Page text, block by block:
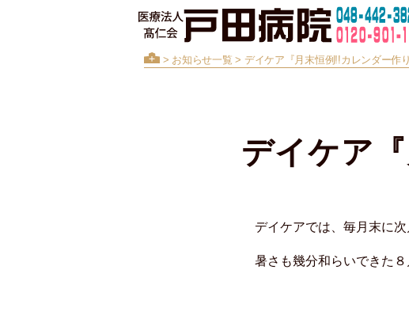
> お知らせ一覧 > デイケア『月末恒例!!カレンダー作り
デイケア
デイケアでは、毎月末に
暑さも幾分和らいできた